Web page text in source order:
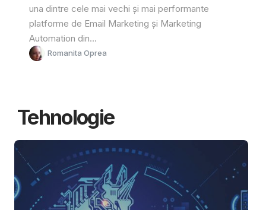
una dintre cele mai vechi și mai performante
platforme de Email Marketing și Marketing
Automation din...
Romanita Oprea
Tehnologie